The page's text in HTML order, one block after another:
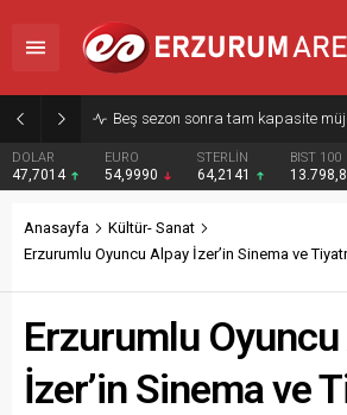
DOLAR
47,7014
EURO
54,9990
STERLİN
64,2141
BIST 100
Anasayfa
Kültür- Sanat
Erzurumlu Oyuncu Alpay İzer’in Sinema ve
Erzurumlu
İzer’in Sinema ve